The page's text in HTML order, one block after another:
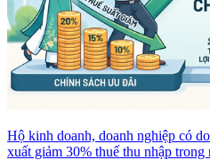
Hộ kinh doanh, doanh nghiệp có
xuất giảm 30% thuế thu nhập trong